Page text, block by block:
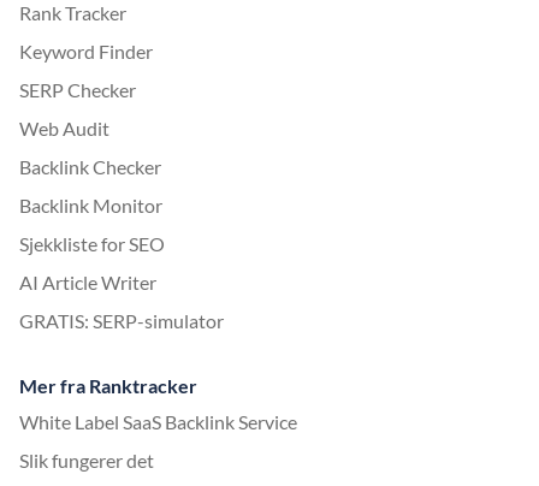
Rank Tracker
Keyword Finder
SERP Checker
Web Audit
Backlink Checker
Backlink Monitor
Sjekkliste for SEO
AI Article Writer
GRATIS: SERP-simulator
Mer fra Ranktracker
White Label SaaS Backlink Service
Slik fungerer det